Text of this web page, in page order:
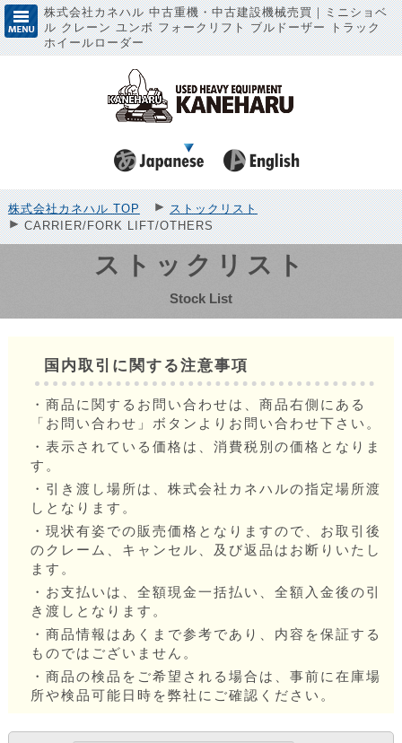
株式会社カネハル 中古重機・中古建設機械売買｜ミニショベ
ル クレーン ユンボ フォークリフト ブルドーザー トラック
ホイールローダー
株式会社カネハル TOP
ストックリスト
CARRIER/FORK LIFT/OTHERS
ストックリスト
Stock List
国内取引に関する注意事項
・商品に関するお問い合わせは、商品右側にある
「お問い合わせ」ボタンよりお問い合わせ下さい。
・表示されている価格は、消費税別の価格となりま
す。
・引き渡し場所は、株式会社カネハルの指定場所渡
しとなります。
・現状有姿での販売価格となりますので、お取引後
のクレーム、キャンセル、及び返品はお断りいたし
ます。
・お支払いは、全額現金一括払い、全額入金後の引
き渡しとなります。
・商品情報はあくまで参考であり、内容を保証する
ものではございません。
・商品の検品をご希望される場合は、事前に在庫場
所や検品可能日時を弊社にご確認ください。